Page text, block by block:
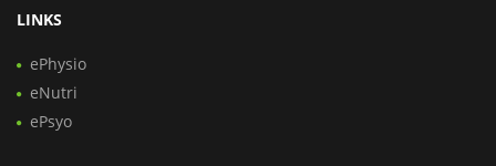
LINKS
ePhysio
eNutri
ePsyo